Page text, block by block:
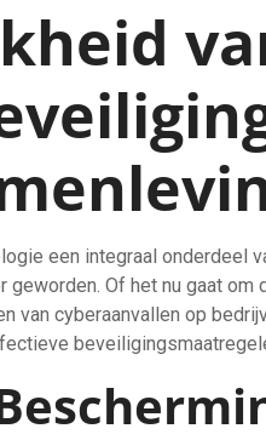
een integraal onderdeel
Of het nu gaat om
van cyberaanvallen op